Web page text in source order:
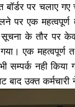
बॉर्डर पर चलाए
पर एक
सूचना के तौर
गया। एक
नही किया
उक्त